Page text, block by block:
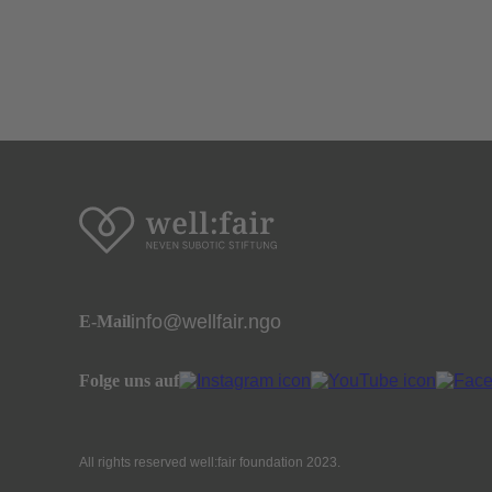
E-Mailinfo@wellfair.ngo
Folge uns auf
All rights reserved well:fair foundation 2023.